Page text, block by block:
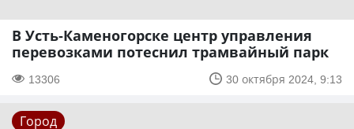
В Усть-Каменогорске центр управления
перевозками потеснил трамвайный парк
13306 30 октября 2024, 9:13
Город